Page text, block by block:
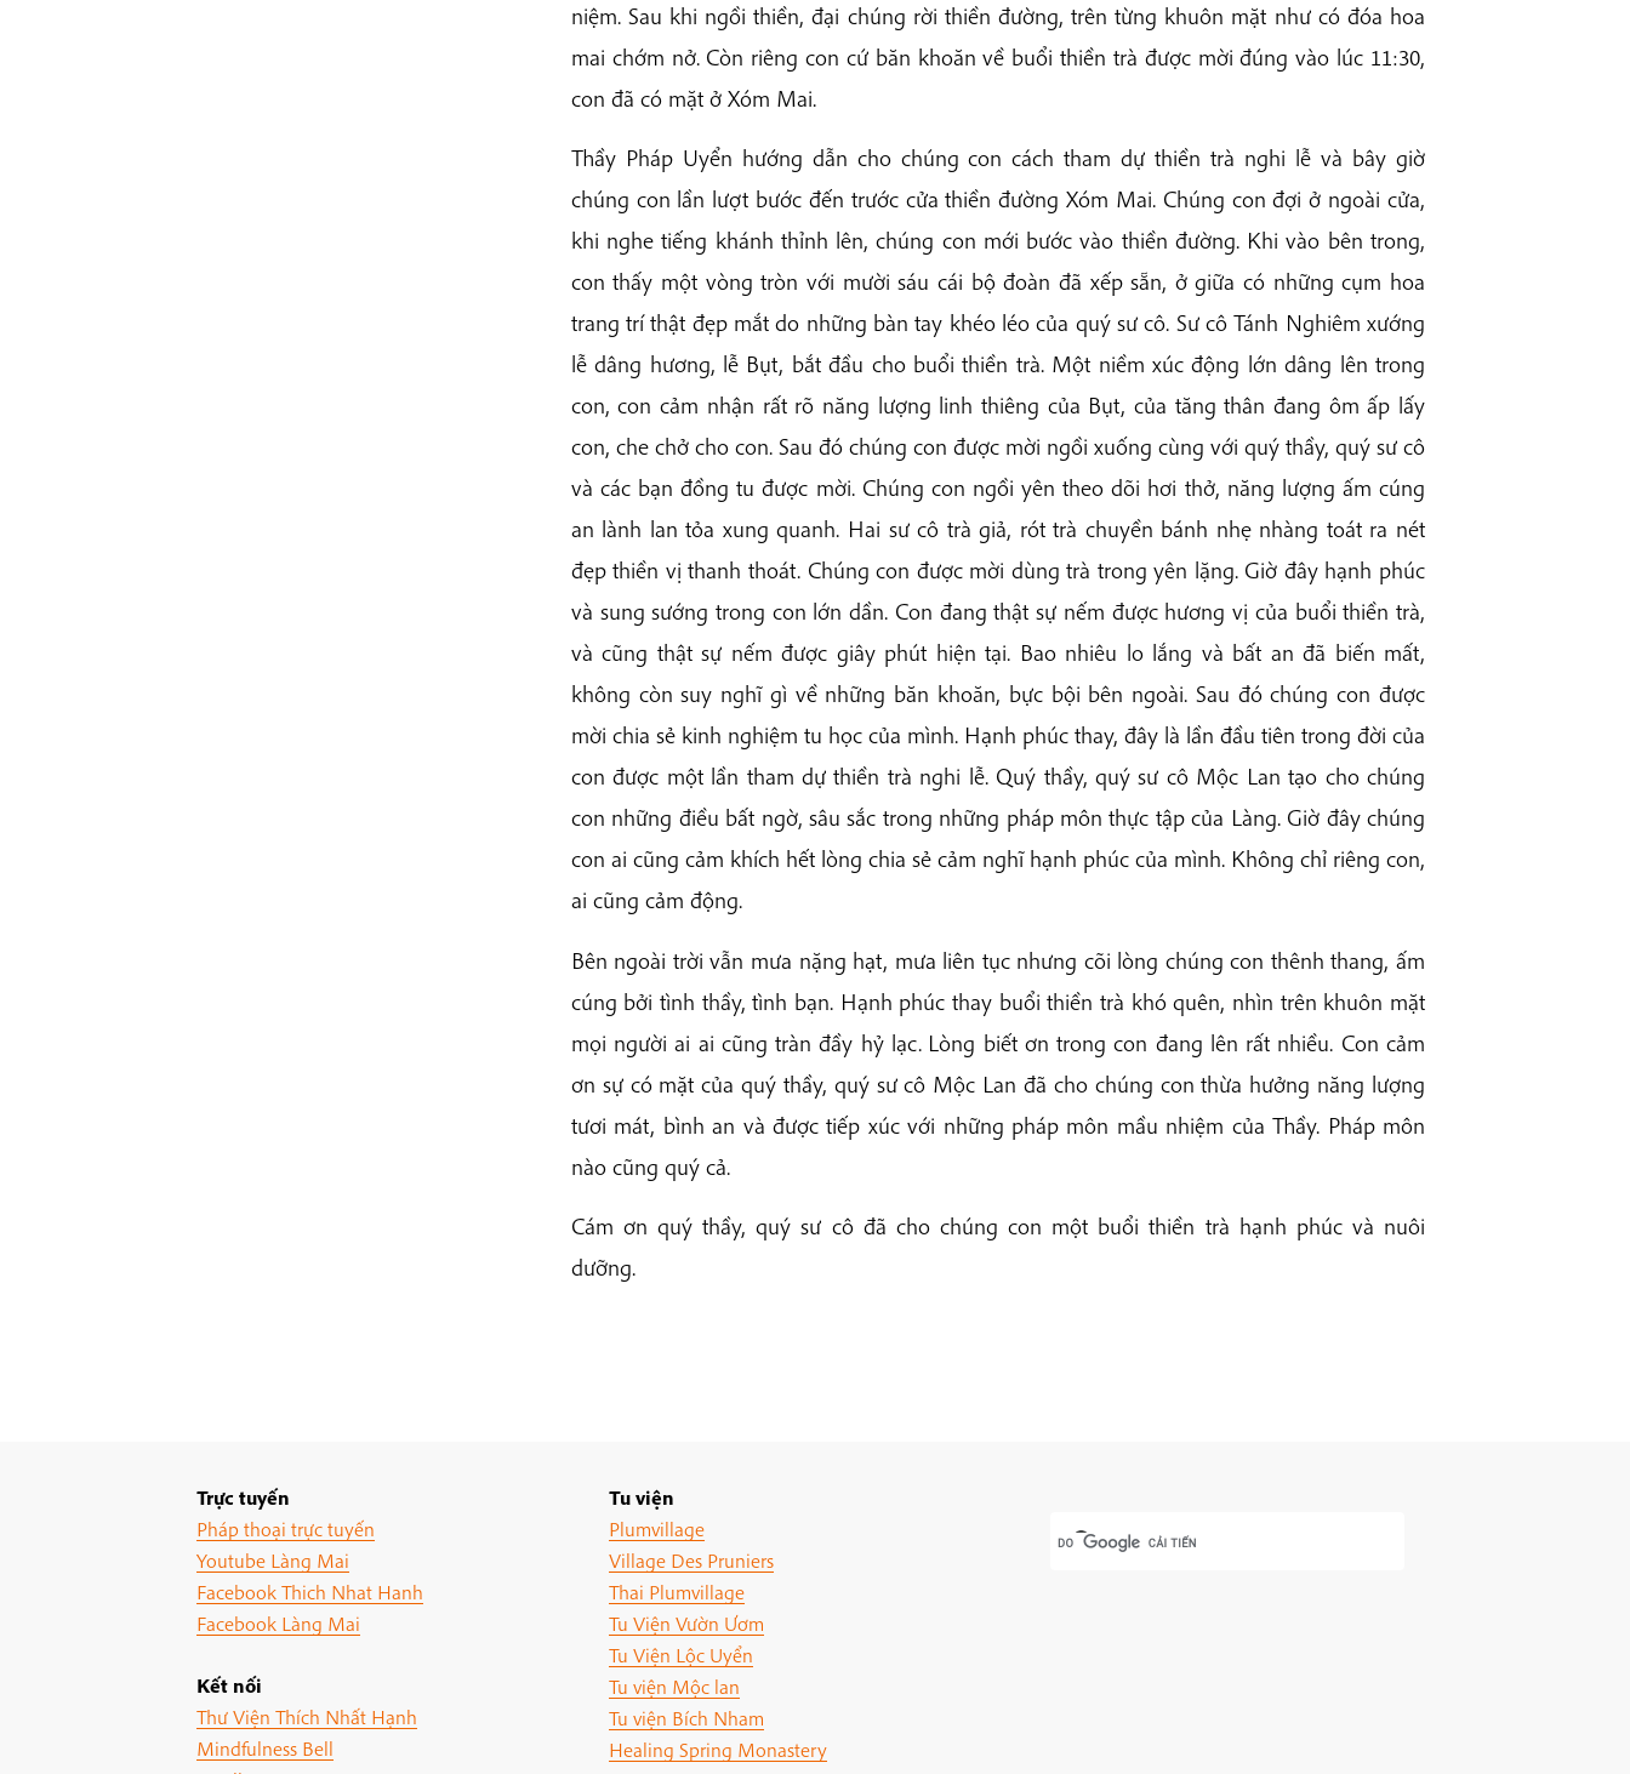
niệm. Sau khi ngồi thiền, đại chúng rời thiền đường, trên từng khuôn mặt như có đóa hoa
mai chớm nở. Còn riêng con cứ băn khoăn về buổi thiền trà được mời đúng vào lúc 11:30,
con đã có mặt ở Xóm Mai.
Thầy Pháp Uyển hướng dẫn cho chúng con cách tham dự thiền trà nghi lễ và bây giờ
chúng con lần lượt bước đến trước cửa thiền đường Xóm Mai. Chúng con đợi ở ngoài cửa,
khi nghe tiếng khánh thỉnh lên, chúng con mới bước vào thiền đường. Khi vào bên trong,
con thấy một vòng tròn với mười sáu cái bộ đoàn đã xếp sẵn, ở giữa có những cụm hoa
trang trí thật đẹp mắt do những bàn tay khéo léo của quý sư cô. Sư cô Tánh Nghiêm xướng
lễ dâng hương, lễ Bụt, bắt đầu cho buổi thiền trà. Một niềm xúc động lớn dâng lên trong
con, con cảm nhận rất rõ năng lượng linh thiêng của Bụt, của tăng thân đang ôm ấp lấy
con, che chở cho con. Sau đó chúng con được mời ngồi xuống cùng với quý thầy, quý sư cô
và các bạn đồng tu được mời. Chúng con ngồi yên theo dõi hơi thở, năng lượng ấm cúng
an lành lan tỏa xung quanh. Hai sư cô trà giả, rót trà chuyền bánh nhẹ nhàng toát ra nét
đẹp thiền vị thanh thoát. Chúng con được mời dùng trà trong yên lặng. Giờ đây hạnh phúc
và sung sướng trong con lớn dần. Con đang thật sự nếm được hương vị của buổi thiền trà,
và cũng thật sự nếm được giây phút hiện tại. Bao nhiêu lo lắng và bất an đã biến mất,
không còn suy nghĩ gì về những băn khoăn, bực bội bên ngoài. Sau đó chúng con được
mời chia sẻ kinh nghiệm tu học của mình. Hạnh phúc thay, đây là lần đầu tiên trong đời của
con được một lần tham dự thiền trà nghi lễ. Quý thầy, quý sư cô Mộc Lan tạo cho chúng
con những điều bất ngờ, sâu sắc trong những pháp môn thực tập của Làng. Giờ đây chúng
con ai cũng cảm khích hết lòng chia sẻ cảm nghĩ hạnh phúc của mình. Không chỉ riêng con,
ai cũng cảm động.
Bên ngoài trời vẫn mưa nặng hạt, mưa liên tục nhưng cõi lòng chúng con thênh thang, ấm
cúng bởi tình thầy, tình bạn. Hạnh phúc thay buổi thiền trà khó quên, nhìn trên khuôn mặt
mọi người ai ai cũng tràn đầy hỷ lạc. Lòng biết ơn trong con đang lên rất nhiều. Con cảm
ơn sự có mặt của quý thầy, quý sư cô Mộc Lan đã cho chúng con thừa hưởng năng lượng
tươi mát, bình an và được tiếp xúc với những pháp môn mầu nhiệm của Thầy. Pháp môn
nào cũng quý cả.
Cám ơn quý thầy, quý sư cô đã cho chúng con một buổi thiền trà hạnh phúc và nuôi
dưỡng.
Trực tuyến
Pháp thoại trực tuyến
Youtube Làng Mai
Facebook Thich Nhat Hanh
Facebook Làng Mai
Kết nối
Thư Viện Thích Nhất Hạnh
Mindfulness Bell
Tu viện
Plumvillage
Village Des Pruniers
Thai Plumvillage
Tu Viện Vườn Ươm
Tu Viện Lộc Uyển
Tu viện Mộc lan
Tu viện Bích Nham
Healing Spring Monastery